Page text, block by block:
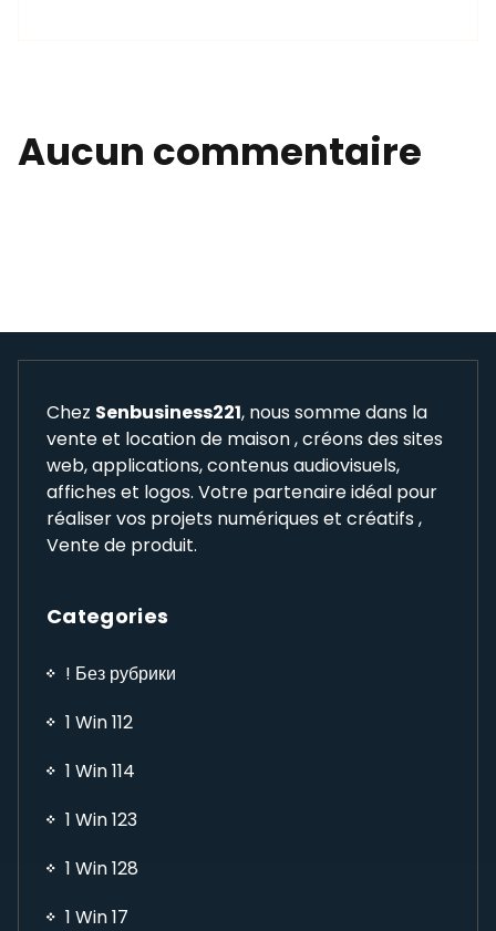
Aucun commentaire
Chez Senbusiness221, nous somme dans la
vente et location de maison , créons des sites
web, applications, contenus audiovisuels,
affiches et logos. Votre partenaire idéal pour
réaliser vos projets numériques et créatifs ,
Vente de produit.
Categories
! Без рубрики
1 Win 112
1 Win 114
1 Win 123
1 Win 128
1 Win 17